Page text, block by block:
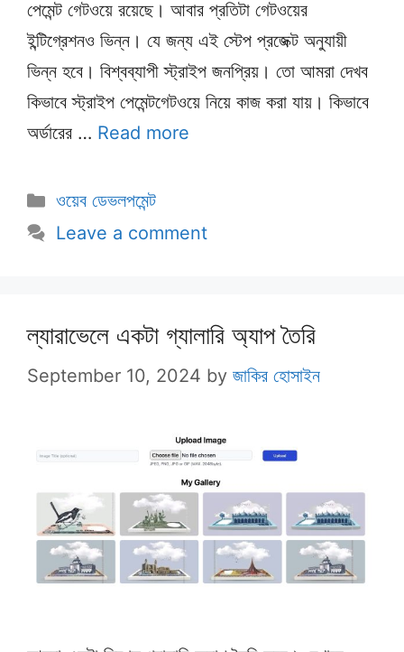
পেমেন্ট গেটওয়ে রয়েছে। আবার প্রতিটা গেটওয়ের
ইন্টিগ্রেশনও ভিন্ন। যে জন্য এই স্টেপ প্রজেক্ট অনুযায়ী
ভিন্ন হবে। বিশ্বব্যাপী স্ট্রাইপ জনপ্রিয়। তো আমরা দেখব
কিভাবে স্ট্রাইপ পেমেন্টগেটওয়ে নিয়ে কাজ করা যায়। কিভাবে
অর্ডারের … Read more
Categories
ওয়েব ডেভলপমেন্ট
Leave a comment
ল্যারাভেলে একটা গ্যালারি অ্যাপ তৈরি
September 10, 2024 by জাকির হোসাইন